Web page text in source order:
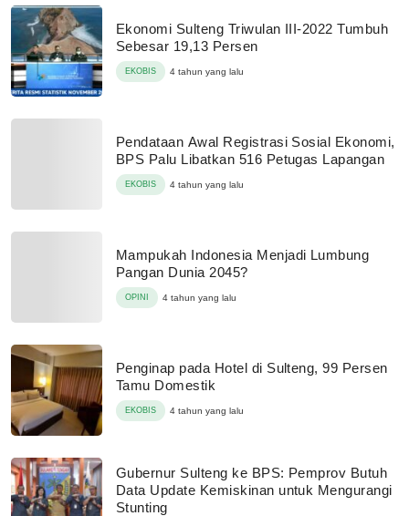
Ekonomi Sulteng Triwulan III-2022 Tumbuh
Sebesar 19,13 Persen
EKOBIS 4 tahun yang lalu
Pendataan Awal Registrasi Sosial Ekonomi,
BPS Palu Libatkan 516 Petugas Lapangan
EKOBIS 4 tahun yang lalu
Mampukah Indonesia Menjadi Lumbung
Pangan Dunia 2045?
OPINI 4 tahun yang lalu
Penginap pada Hotel di Sulteng, 99 Persen
Tamu Domestik
EKOBIS 4 tahun yang lalu
Gubernur Sulteng ke BPS: Pemprov Butuh
Data Update Kemiskinan untuk Mengurangi
Stunting